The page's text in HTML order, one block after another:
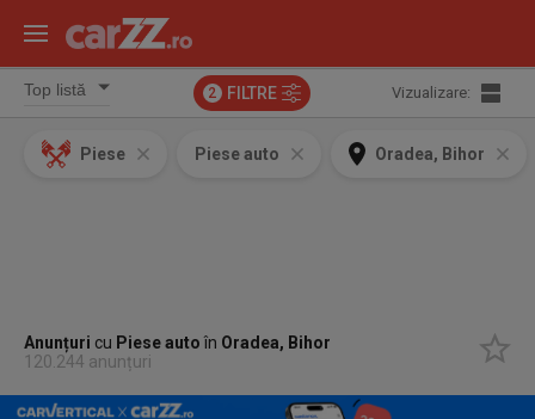
2 FILTRE Vizualizare:
Piese Piese auto Oradea, Bihor
Anunțuri cu Piese autoîn Oradea, Bihor
120.244 anunțuri